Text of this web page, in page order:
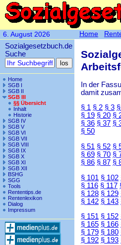
6. August 2026
Sozialgesetzbuch.de
Suche
Home
SGB I
SGB II
SGB III
§§ Übersicht
Inhalt
Historie
SGB IV
SGB V
SGB VI
SGB VII
SGB VIII
SGB IX
SGB X
SGB XI
SGB XII
BSHG
SGG
Tools
Rententips.de
Rentenlexikon
Dialog
Impressum
In der
damit
§ 1 § 2 § 3
§ 19 § 20 §
§ 36 § 37 §
§ 50
§ 51 § 52 §
§ 69 § 70 §
§ 86 § 87 §
§ 101 § 102
§ 116 § 117
§ 128 § 129
§ 142 § 143
§ 151 § 152
§ 165 § 166
§ 179 § 180
§ 192 § 193
Home